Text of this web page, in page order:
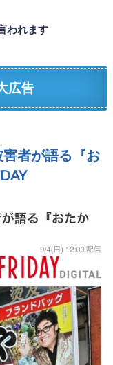
われます
広告
害者が語る『お